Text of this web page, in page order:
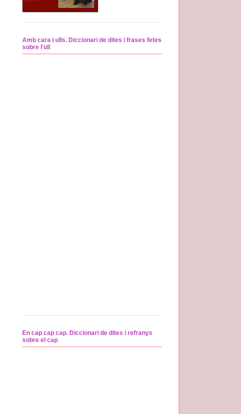
Amb cara i ulls. Diccionari de dites i frases fetes
sobre l'ull
En cap cap cap. Diccionari de dites i refranys
sobre el cap